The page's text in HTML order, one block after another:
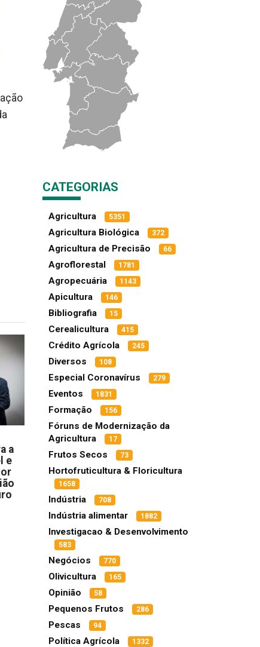
a
e
CATEGORIAS
Agricultura 5351
Agricultura Biológica 372
Agricultura de Precisão 66
Agroflorestal 1781
Agropecuária 1143
Apicultura 146
Bibliografia 15
Cerealicultura 415
Crédito Agrícola 245
Diversos 108
Especial Coronavírus 279
Eventos 1831
Formação 156
Fóruns de Modernização da
Agricultura
17
Frutos Secos 73
Hortofruticultura & Floricultura
1658
Indústria 708
Indústria alimentar 1882
Investigacao & Desenvolvimento
583
Negócios 770
Olivicultura 165
Opinião 58
Pequenos Frutos 286
Pescas 94
Política Agrícola 1332